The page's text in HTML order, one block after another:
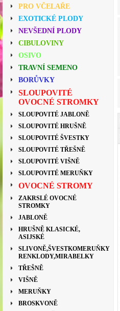
PRO VČELAŘE
EXOTICKÉ PLODY
NEVŠEDNÍ PLODY
CIBULOVINY
OSIVO
TRAVNÍ SEMENO
BORŮVKY
SLOUPOVITÉ
OVOCNÉ STROMKY
SLOUPOVITÉ JABLONĚ
SLOUPOVITÉ HRUŠNĚ
SLOUPOVITÉ ŠVESTKY
SLOUPOVITÉ TŘEŠNĚ
SLOUPOVITÉ VIŠNĚ
SLOUPOVITÉ MERUŇKY
OVOCNÉ STROMY
ZAKRSLÉ OVOCNÉ
STROMKY
JABLONĚ
HRUŠNĚ KLASICKÉ,
ASIJSKÉ
SLIVONĚ,ŠVESTKOMERUŇKY
RENKLODY,MIRABELKY
TŘEŠNĚ
VIŠNĚ
MERUŇKY
BROSKVONĚ